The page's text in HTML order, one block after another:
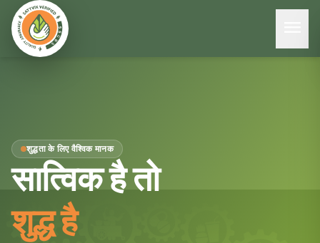
शुद्धता के लिए वैश्विक मानक
सात्विक है तो
शुद्ध है